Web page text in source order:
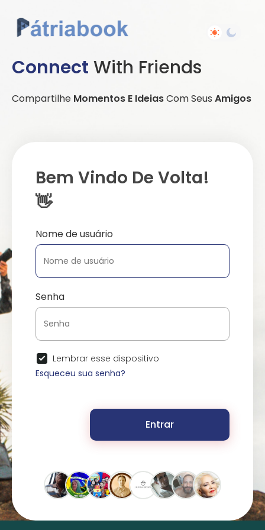
Connect With Friends
Compartilhe Momentos E IdeiasCom Seus Amigos
Bem Vindo De Volta!
👋
Nome de usuário
Senha
Lembrar esse dispositivo
Esqueceu sua senha?
Entrar